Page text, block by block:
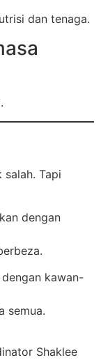
dan tenaga.
Tapi
dengan
kawan-
semua.
Shaklee